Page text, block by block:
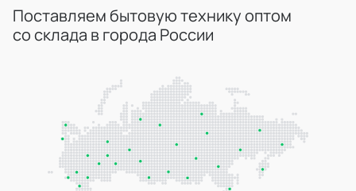
Поставляем бытовую технику оптом
со склада в города России